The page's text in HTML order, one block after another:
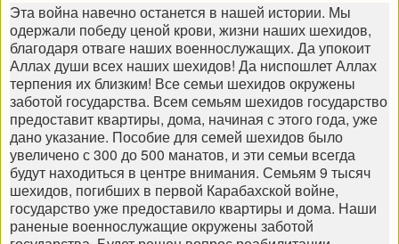
Эта война навечно останется в нашей истории. Мы
одержали победу ценой крови, жизни наших шехидов,
благодаря отваге наших военнослужащих. Да упокоит
Аллах души всех наших шехидов! Да ниспошлет Аллах
терпения их близким! Все семьи шехидов окружены
заботой государства. Всем семьям шехидов государство
предоставит квартиры, дома, начиная с этого года, уже
дано указание. Пособие для семей шехидов было
увеличено с 300 до 500 манатов, и эти семьи всегда
будут находиться в центре внимания. Семьям 9 тысяч
шехидов, погибших в первой Карабахской войне,
государство уже предоставило квартиры и дома. Наши
раненые военнослужащие окружены заботой